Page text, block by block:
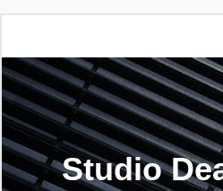
Studio